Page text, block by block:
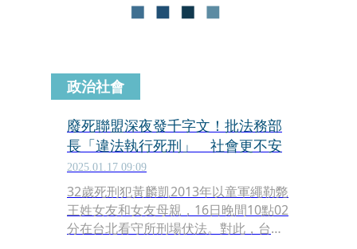
政治社會
廢死聯盟深夜發千字文！批法務部
長「違法執行死刑」 社會更不安
2025.01.17 09:09
32歲死刑犯黃麟凱2013年以童軍繩勒斃
王姓女友和女友母親，16日晚間10點02
分在台北看守所刑場伏法。對此，台灣